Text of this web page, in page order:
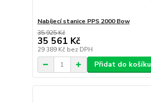
Nabíjecí stanice PPS 2000 Bow
35 925 Kč
35 561 Kč
29 389 Kč bez DPH
Přidat do košíku